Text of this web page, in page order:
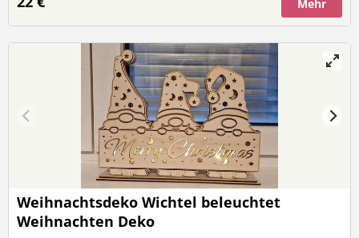
Mehr
Weihnachtsdeko Wichtel beleuchtet
Weihnachten Deko